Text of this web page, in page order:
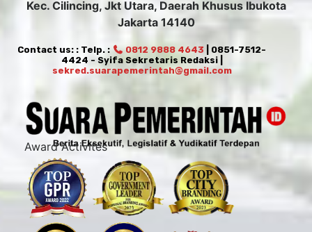
Kec. Cilincing, Jkt Utara, Daerah Khusus Ibukota
Jakarta 14140
Contact us: : Telp. : 0812 9888 4643 | 0851-7512-
4424 - Syifa Sekretaris Redaksi |
sekred.suarapemerintah@gmail.com
Award Activites